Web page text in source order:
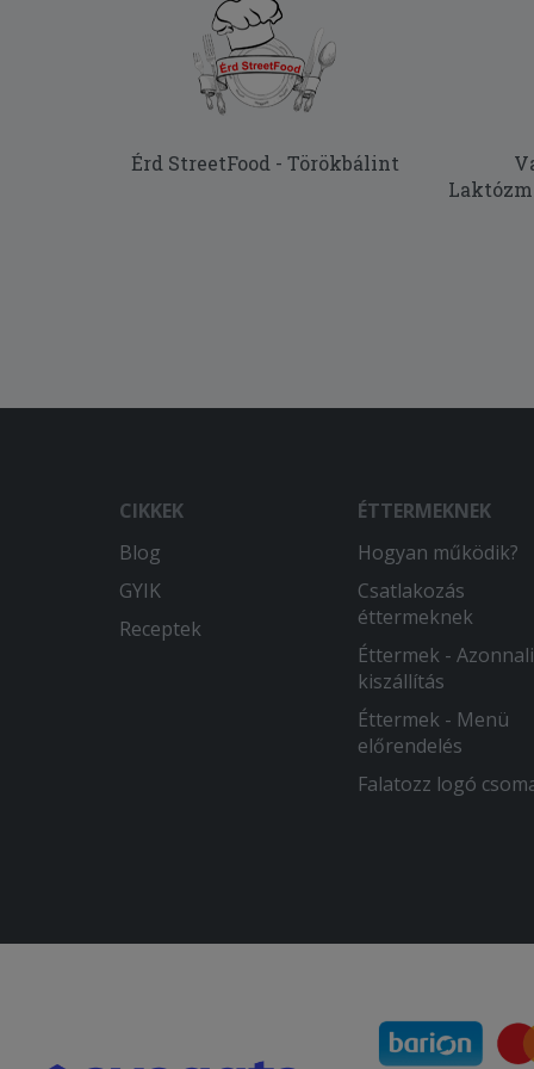
Érd StreetFood - Törökbálint
CIKKEK
Blog
GYIK
Receptek
ÉTTERMEKNEK
Hogyan működik?
Csatlakozás
éttermeknek
Éttermek - Azonnali
kiszállítás
Éttermek - Menü
előrendelés
Falatozz logó